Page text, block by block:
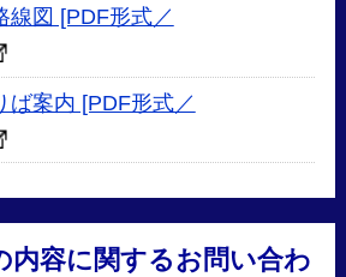
線図 [PDF形式／
ば案内 [PDF形式／
内容に関するお問い合わ